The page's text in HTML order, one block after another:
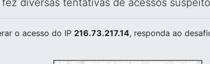
fez diversas tentativas de acessos
o acesso do IP 216.73.217.14, responda ao